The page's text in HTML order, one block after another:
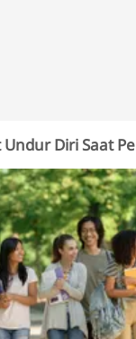
Diri Saat